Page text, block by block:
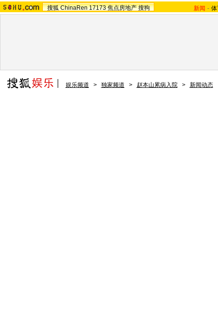
搜狐 ChinaRen 17173 焦点房地产 搜狗 新闻 -
娱乐频道 > 独家频道 > 赵本山累病入院 > 新闻动态